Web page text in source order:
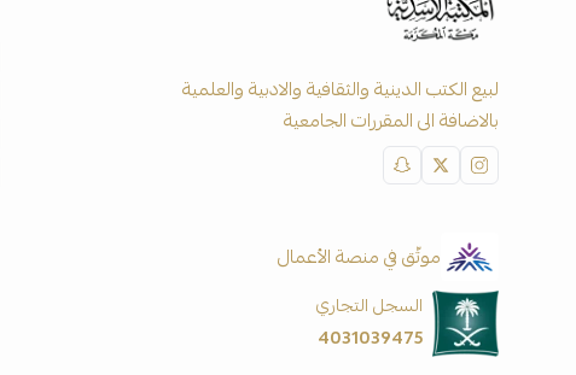
لبيع الكتب الدينية والثقافية والادبية والعلمية
بالاضافة الى المقررات الجامعية
موثّق في منصة الأعمال
السجل التجاري
4031039475